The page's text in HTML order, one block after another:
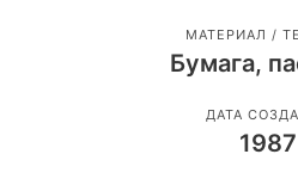
МАТЕРИАЛ /
Бумага,
ДАТА
1987